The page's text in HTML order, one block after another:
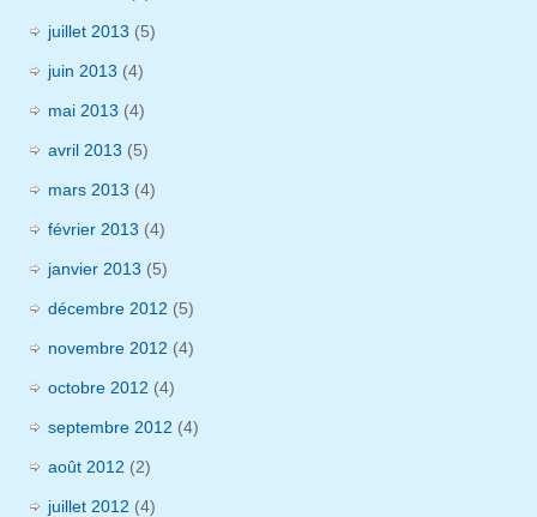
juillet 2013 (5)
juin 2013 (4)
mai 2013 (4)
avril 2013 (5)
mars 2013 (4)
février 2013 (4)
janvier 2013 (5)
décembre 2012 (5)
novembre 2012 (4)
octobre 2012 (4)
septembre 2012 (4)
août 2012 (2)
juillet 2012 (4)